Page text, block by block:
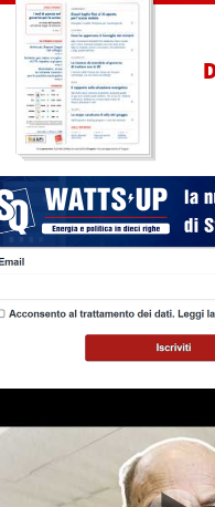
da Bruxelles
italiano'